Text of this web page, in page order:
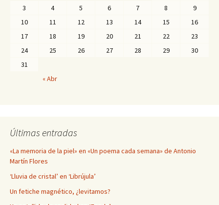
3
4 5 6 7 8
9
10
11 12 13 14 15
16
17
18 19 20 21 22
23
24
25 26 27 28 29
30
31
« Abr
Últimas entradas
«La memoria de la piel» en «Un poema cada semana» de Antonio
Martín Flores
‘Lluvia de cristal’ en ‘Librújula’
Un fetiche magnético, ¿levitamos?